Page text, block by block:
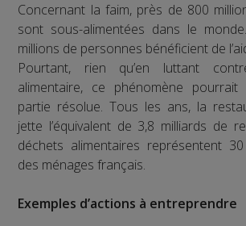
Concernant la faim, près de 800
sont sous-alimentées dans le
millions de personnes bénéficient de
Pourtant, rien qu’en luttant
alimentaire, ce phénomène
partie résolue. Tous les ans, la
jette l’équivalent de 3,8 milliards de
déchets alimentaires représentent
des ménages français.
Exemples d’actions à entreprendre